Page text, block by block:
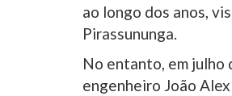
ao longo dos anos,
Pirassununga.
No entanto, em julho
engenheiro João